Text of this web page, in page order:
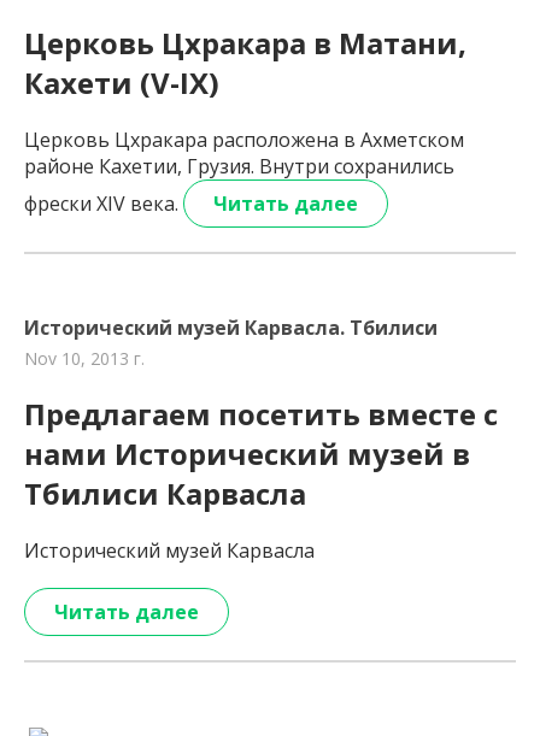
Церковь Цхракара в Матани,
Кахети (V-IX)
Церковь Цхракара расположена в Ахметском
районе Кахетии, Грузия. Внутри сохранились
фрески XIV века.
Читать далее
Исторический музей Карвасла. Тбилиси
Nov 10, 2013 г.
Предлагаем посетить вместе с
нами Исторический музей в
Тбилиси Карвасла
Исторический музей Карвасла
Читать далее